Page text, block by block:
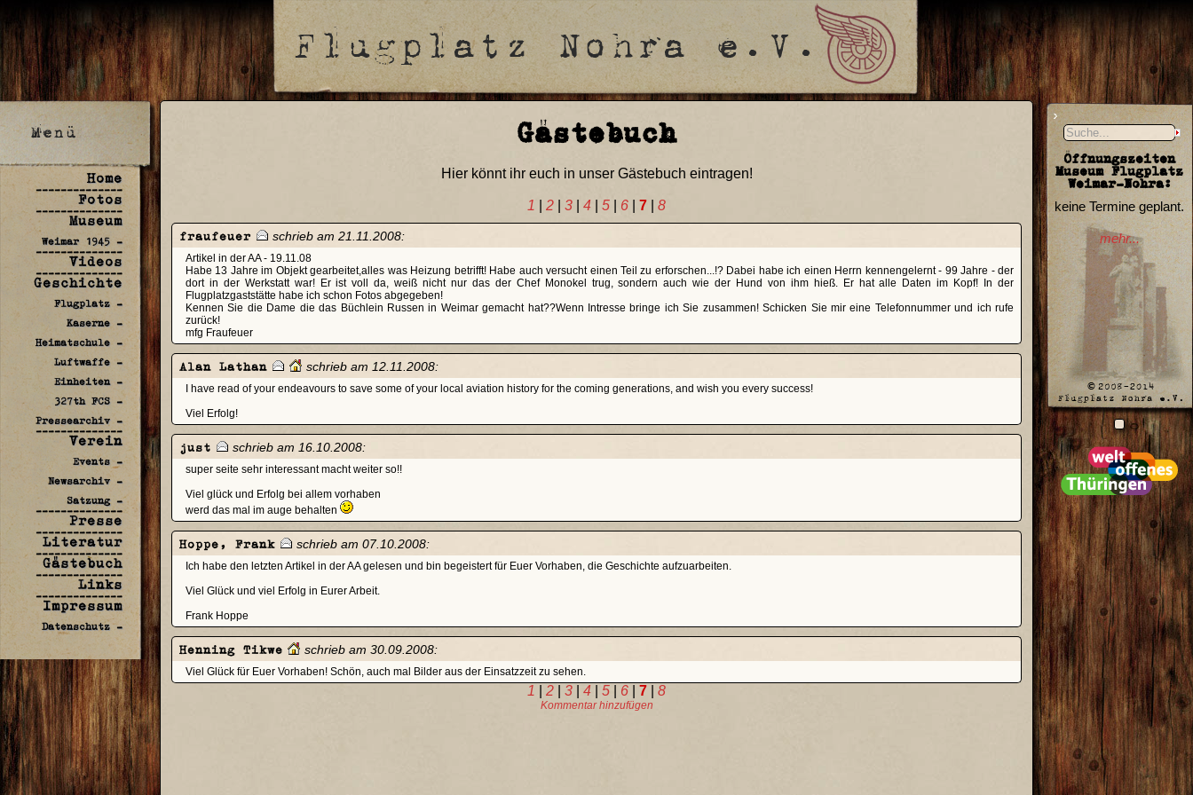
Home
--------------
Fotos
--------------
Museum
Weimar 1945 -
--------------
Videos
--------------
Geschichte
Flugplatz -
Kaserne -
Heimatschule -
Luftwaffe -
Einheiten -
327th FCS -
Pressearchiv -
--------------
Verein
Events -
Newsarchiv -
Satzung -
--------------
Presse
--------------
Literatur
--------------
Gästebuch
--------------
Links
--------------
Impressum
Datenschutz -
Öffnungszeiten
Museum Flugplatz
Weimar-Nohra:
keine Termine geplant.
mehr...
Gästebuch
Hier könnt ihr euch in unser Gästebuch eintragen!
1 2 3 4 5 6 7 8
fraufeuer schrieb am 21.11.2008:
Artikel in der AA - 19.11.08
Habe 13 Jahre im Objekt gearbeitet,alles was Heizung betrifft! Habe auch versucht einen Teil zu erforschen...!? Dabei habe ich einen Herrn kennengelernt - 99 Jahre - der
dort in der Werkstatt war! Er ist voll da, weiß nicht nur das der Chef Monokel trug, sondern auch wie der Hund von ihm hieß. Er hat alle Daten im Kopf! In der
Flugplatzgaststätte habe ich schon Fotos abgegeben!
Kennen Sie die Dame die das Büchlein Russen in Weimar gemacht hat??Wenn Intresse bringe ich Sie zusammen! Schicken Sie mir eine Telefonnummer und ich rufe
zurück!
mfg Fraufeuer
Alan Lathan schrieb am 12.11.2008:
I have read of your endeavours to save some of your local aviation history for the coming generations, and wish you every success!
Viel Erfolg!
just schrieb am 16.10.2008:
super seite sehr interessant macht weiter so!!
Viel glück und Erfolg bei allem vorhaben
werd das mal im auge behalten
Hoppe, Frank schrieb am 07.10.2008:
Ich habe den letzten Artikel in der AA gelesen und bin begeistert für Euer Vorhaben, die Geschichte aufzuarbeiten.
Viel Glück und viel Erfolg in Eurer Arbeit.
Frank Hoppe
Henning Tikwe schrieb am 30.09.2008:
Viel Glück für Euer Vorhaben! Schön, auch mal Bilder aus der Einsatzzeit zu sehen.
1 2 3 4 5 6 7 8
Kommentar hinzufügen